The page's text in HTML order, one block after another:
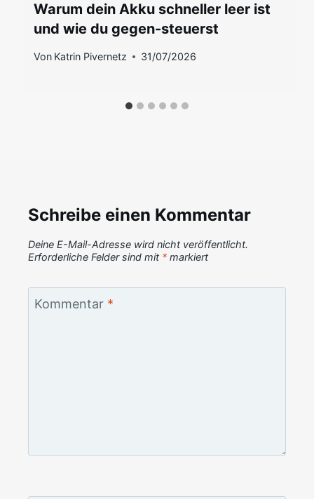
Warum dein Akku schneller leer ist
und wie du gegen-steuerst
Von Katrin Pivernetz 31/07/2026
Schreibe einen Kommentar
Deine E-Mail-Adresse wird nicht veröffentlicht.
Erforderliche Felder sind mit * markiert
Kommentar *